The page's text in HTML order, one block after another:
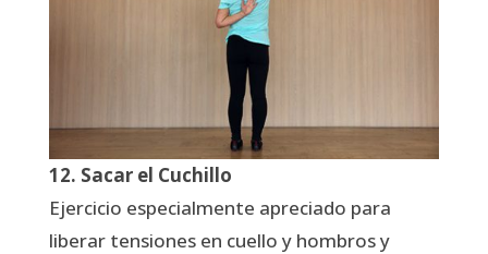
12. Sacar el Cuchillo
Ejercicio especialmente apreciado para
liberar tensiones en cuello y hombros y